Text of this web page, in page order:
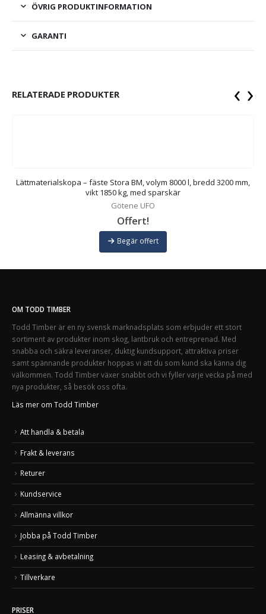
ÖVRIG PRODUKTINFORMATION
GARANTI
RELATERADE PRODUKTER
Lättmaterialskopa – fäste Stora BM, volym 8000 l, bredd 3200 mm,
vikt 1850 kg, med sparskär
Götene UFO
Offert!
Begär offert
‹ ›
OM TODD TIMBER
Todd Timber är en ny svensk marknadsplats som erbjuder ett stort
sortiment av produkter inom skog, lantbruk och entreprenad. Med
snabba och säkra leveranser, duktig kundsupport, attraktiva priser
samt spännande produkter hoppas vi att du som kund ska känna dig
välkommen. Todd Timber växer snabbt och vi fyller varje vecka på med
nya produkter, så besök oss ofta.
Läs mer om Todd Timber
Att handla & betala
Frakt & leverans
Returer
Kundservice
Allmänna villkor
Jobba på Todd Timber
Leasing & avbetalning
Tillverkare
PRISER